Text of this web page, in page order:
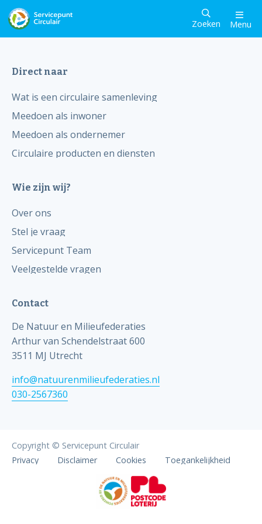
Zoeken Menu
Direct naar
Wat is een circulaire samenleving
Meedoen als inwoner
Meedoen als ondernemer
Circulaire producten en diensten
Wie zijn wij?
Over ons
Stel je vraag
Servicepunt Team
Veelgestelde vragen
Contact
De Natuur en Milieufederaties
Arthur van Schendelstraat 600
3511 MJ Utrecht
info@natuurenmilieufederaties.nl
030-2567360
Copyright © Servicepunt Circulair
Privacy
Disclaimer Cookies Toegankelijkheid